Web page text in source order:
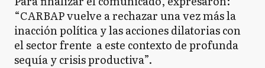
“CARBAP vuelve a rechazar una vez más la
inacción política y las acciones dilatorias con
el sector frente a este contexto de profunda
sequía y crisis productiva”.